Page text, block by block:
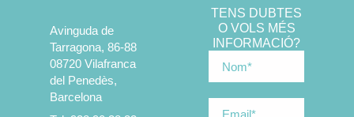
Avinguda de
Tarragona, 86-88
08720 Vilafranca
del Penedès,
Barcelona
TENS DUBTES
O VOLS MÉS
INFORMACIÓ?